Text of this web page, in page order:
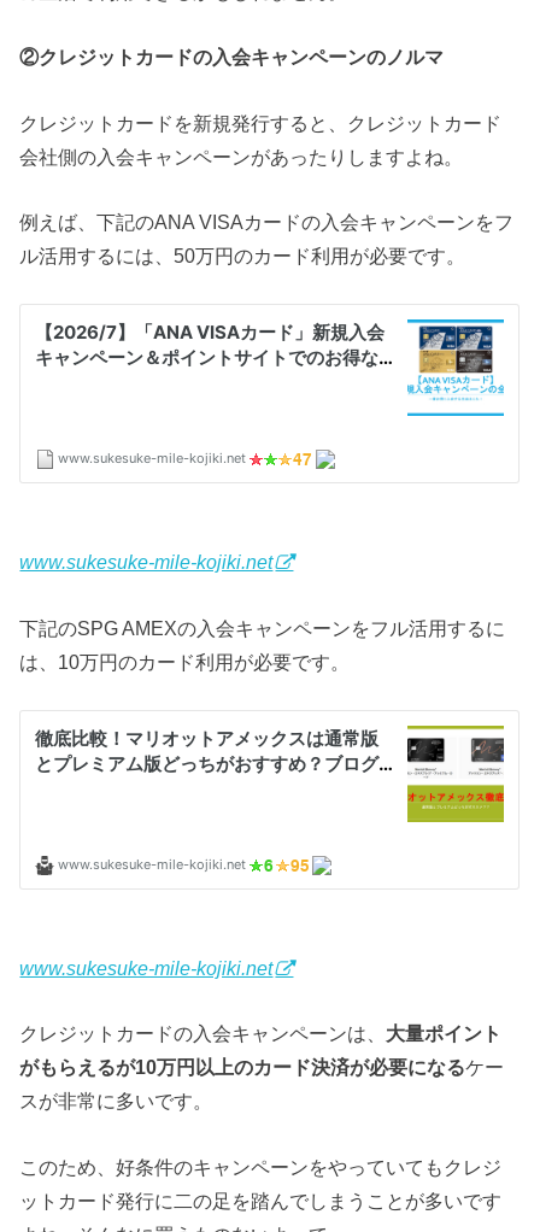
②クレジットカードの入会キャンペーンのノルマ
クレジットカードを新規発行すると、クレジットカード
会社側の入会キャンペーンがあったりしますよね。
例えば、下記のANA VISAカードの入会キャンペーンをフ
ル活用するには、50万円のカード利用が必要です。
www.sukesuke-mile-kojiki.net
下記のSPG AMEXの入会キャンペーンをフル活用するに
は、10万円のカード利用が必要です。
www.sukesuke-mile-kojiki.net
クレジットカードの入会キャンペーンは、 大量ポイント
がもらえるが10万円以上のカード決済が必要になるケー
スが非常に多いです。
このため、好条件のキャンペーンをやっていてもクレジ
ットカード発行に二の足を踏んでしまうことが多いです